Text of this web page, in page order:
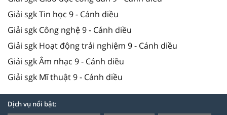
Giải sgk Tin học 9 - Cánh diều
Giải sgk Công nghệ 9 - Cánh diều
Giải sgk Hoạt động trải nghiệm 9 - Cánh diều
Giải sgk Âm nhạc 9 - Cánh diều
Giải sgk Mĩ thuật 9 - Cánh diều
Dịch vụ nổi bật: